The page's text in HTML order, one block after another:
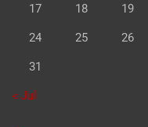
17 18 19
24 25 26
31
« Jul